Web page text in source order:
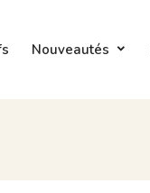
Nouveautés